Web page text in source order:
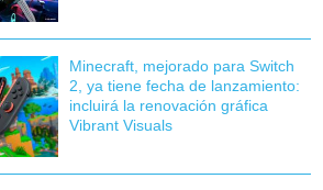
Minecraft, mejorado para Switch
2, ya tiene fecha de lanzamiento:
incluirá la renovación gráfica
Vibrant Visuals